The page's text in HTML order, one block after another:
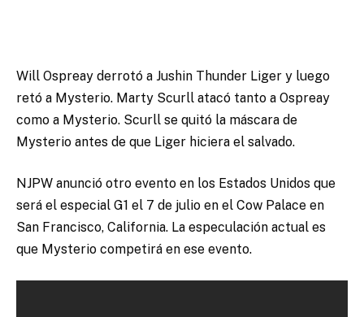
Will Ospreay derrotó a Jushin Thunder Liger y luego
retó a Mysterio. Marty Scurll atacó tanto a Ospreay
como a Mysterio. Scurll se quitó la máscara de
Mysterio antes de que Liger hiciera el salvado.
NJPW anunció otro evento en los Estados Unidos que
será el especial G1 el 7 de julio en el Cow Palace en
San Francisco, California. La especulación actual es
que Mysterio competirá en ese evento.